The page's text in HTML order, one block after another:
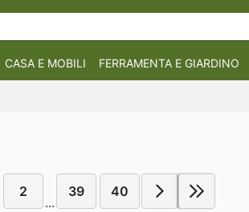
CASA E MOBILI FERRAMENTA E GIARDINO
2
...
39 40